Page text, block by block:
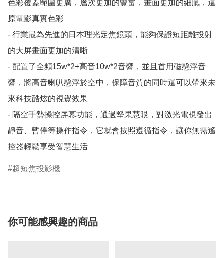
色彩覆蓋範圍更廣，層次更加的豐富，畫面更加的細膩，還
原電影真實色彩
- 行業最為先進的日本理光定焦鏡頭，能夠保證短距離投射
的大屏畫面更加的清晰
- 配置了全頻15w*2+高音10w*2音響，並且首用磁懸浮音
響，將高音喇叭懸浮於空中，保障音質的同時還可以帶來未
來科技酷炫的視覺效果
- 隔空手勢操控屏幕功能，通過堅果慧眼，對激光電視發出
靜音、暫停等操作指令，它就會按照遵循指令，讓你無需遙
超短焦投影機
你可能感興趣的商品